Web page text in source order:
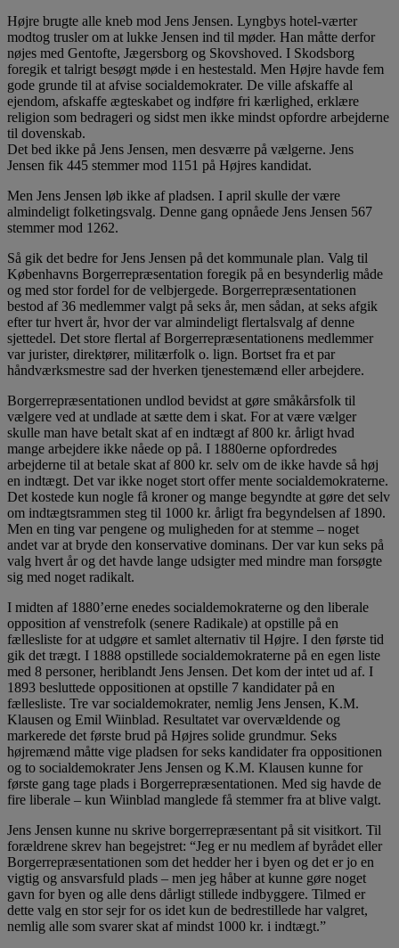
Højre brugte alle kneb mod Jens Jensen. Lyngbys hotel-værter
modtog trusler om at lukke Jensen ind til møder. Han måtte derfor
nøjes med Gentofte, Jægersborg og Skovshoved. I Skodsborg
foregik et talrigt besøgt møde i en hestestald. Men Højre havde fem
gode grunde til at afvise socialdemokrater. De ville afskaffe al
ejendom, afskaffe ægteskabet og indføre fri kærlighed, erklære
religion som bedrageri og sidst men ikke mindst opfordre arbejderne
til dovenskab.
Det bed ikke på Jens Jensen, men desværre på vælgerne. Jens
Jensen fik 445 stemmer mod 1151 på Højres kandidat.
Men Jens Jensen løb ikke af pladsen. I april skulle der være
almindeligt folketingsvalg. Denne gang opnåede Jens Jensen 567
stemmer mod 1262.
Så gik det bedre for Jens Jensen på det kommunale plan. Valg til
Københavns Borgerrepræsentation foregik på en besynderlig måde
og med stor fordel for de velbjergede. Borgerrepræsentationen
bestod af 36 medlemmer valgt på seks år, men sådan, at seks afgik
efter tur hvert år, hvor der var almindeligt flertalsvalg af denne
sjettedel. Det store flertal af Borgerrepræsentationens medlemmer
var jurister, direktører, militærfolk o. lign. Bortset fra et par
håndværksmestre sad der hverken tjenestemænd eller arbejdere.
Borgerrepræsentationen undlod bevidst at gøre småkårsfolk til
vælgere ved at undlade at sætte dem i skat. For at være vælger
skulle man have betalt skat af en indtægt af 800 kr. årligt hvad
mange arbejdere ikke nåede op på. I 1880erne opfordredes
arbejderne til at betale skat af 800 kr. selv om de ikke havde så høj
en indtægt. Det var ikke noget stort offer mente socialdemokraterne.
Det kostede kun nogle få kroner og mange begyndte at gøre det selv
om indtægtsrammen steg til 1000 kr. årligt fra begyndelsen af 1890.
Men en ting var pengene og muligheden for at stemme – noget
andet var at bryde den konservative dominans. Der var kun seks på
valg hvert år og det havde lange udsigter med mindre man forsøgte
sig med noget radikalt.
I midten af 1880’erne enedes socialdemokraterne og den liberale
opposition af venstrefolk (senere Radikale) at opstille på en
fællesliste for at udgøre et samlet alternativ til Højre. I den første tid
gik det trægt. I 1888 opstillede socialdemokraterne på en egen liste
med 8 personer, heriblandt Jens Jensen. Det kom der intet ud af. I
1893 besluttede oppositionen at opstille 7 kandidater på en
fællesliste. Tre var socialdemokrater, nemlig Jens Jensen, K.M.
Klausen og Emil Wiinblad. Resultatet var overvældende og
markerede det første brud på Højres solide grundmur. Seks
højremænd måtte vige pladsen for seks kandidater fra oppositionen
og to socialdemokrater Jens Jensen og K.M. Klausen kunne for
første gang tage plads i Borgerrepræsentationen. Med sig havde de
fire liberale – kun Wiinblad manglede få stemmer fra at blive valgt.
Jens Jensen kunne nu skrive borgerrepræsentant på sit visitkort. Til
forældrene skrev han begejstret: “Jeg er nu medlem af byrådet eller
Borgerrepræsentationen som det hedder her i byen og det er jo en
vigtig og ansvarsfuld plads – men jeg håber at kunne gøre noget
gavn for byen og alle dens dårligt stillede indbyggere. Tilmed er
dette valg en stor sejr for os idet kun de bedrestillede har valgret,
nemlig alle som svarer skat af mindst 1000 kr. i indtægt.”